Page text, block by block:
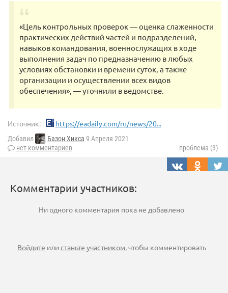
«Цель контрольных проверок — оценка слаженности
практических действий частей и подразделений,
навыков командования, военнослужащих в ходе
выполнения задач по предназначению в любых
условиях обстановки и времени суток, а также
организации и осуществлении всех видов
обеспечения», — уточнили в ведомстве.
Источник: https://eadaily.com/ru/news/20...
Добавил Базон Хикса 9 Апреля 2021
нет комментариев
проблема (3)
Комментарии участников:
Ни одного комментария пока не добавлено
Войдите илистаньте участником , чтобы комментировать